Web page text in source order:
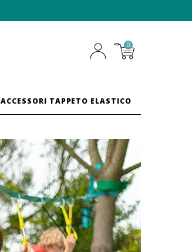
0
ACCESSORI TAPPETO ELASTICO